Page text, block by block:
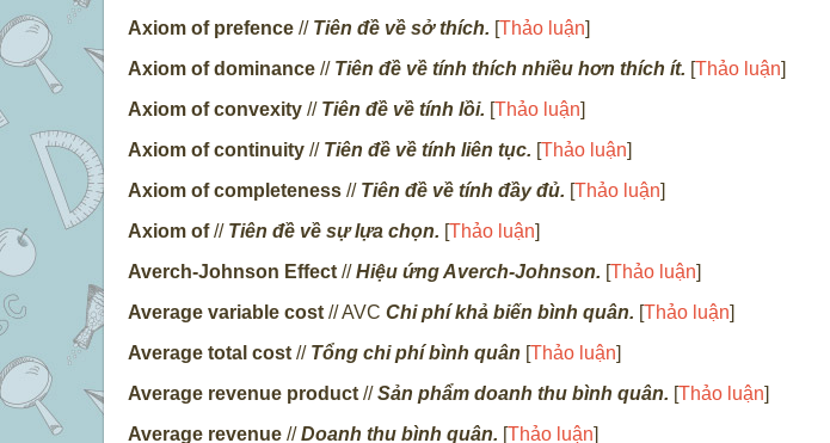
Axiom of prefence // Tiên đề về sở thích. [Thảo luận]
Axiom of dominance // Tiên đề về tính thích nhiều hơn thích ít. [Thảo luận]
Axiom of convexity // Tiên đề về tính lồi. [Thảo luận]
Axiom of continuity // Tiên đề về tính liên tục. [Thảo luận]
Axiom of completeness // Tiên đề về tính đầy đủ. [Thảo luận]
Axiom of// Tiên đề về sự lựa chọn. [Thảo luận]
Averch-Johnson Effect //Hiệu ứng Averch-Johnson. [Thảo luận]
Average variable cost // AVC Chi phí khả biến bình quân. [Thảo luận]
Average total cost // Tổng chi phí bình quân [Thảo luận]
Average revenue product //Sản phẩm doanh thu bình quân. [Thảo luận]
Average revenue //Doanh thu bình quân. [Thảo luận]